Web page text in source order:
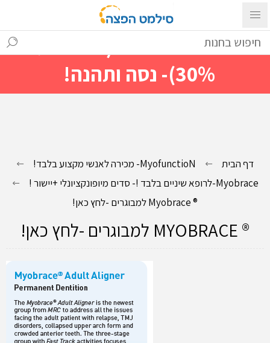
עם ההתחברות ניתן לראות מייד
מחירים מיוחדים(הנחות עד
30%)- נסה ותהנה!
דף הבית
MyofunctioN- מכירה לאנשי מקצוע בלבד!
Myobrace-לרופא שיניים בלבד !- סדים מיופונקציונלי +יישור !
® Myobrace למבוגרים -לחץ כאן!
® MYOBRACE למבוגרים -לחץ כאן!